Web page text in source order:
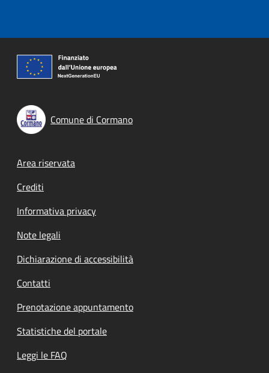
Comune di Cormano
Footer menu
Area riservata
Crediti
Informativa privacy
Note legali
Dichiarazione di accessibilità
Contatti
Prenotazione appuntamento
Statistiche del portale
Leggi le FAQ